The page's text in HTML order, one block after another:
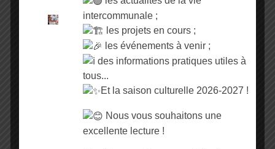
Divers
je n'ai pas reçu mon calendrier, où
le trouver ?
je souhaite changer de bac,
je déménage/j'emménage :
intercommunale ;
les projets en cours ;
les événements à venir ;
des informations pratiques utiles à
tous...
Et la saison culturelle 2026-2027 !
Nous vous souhaitons une
excellente lecture !